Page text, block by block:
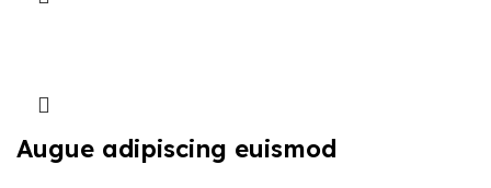
Augue adipiscing euismod